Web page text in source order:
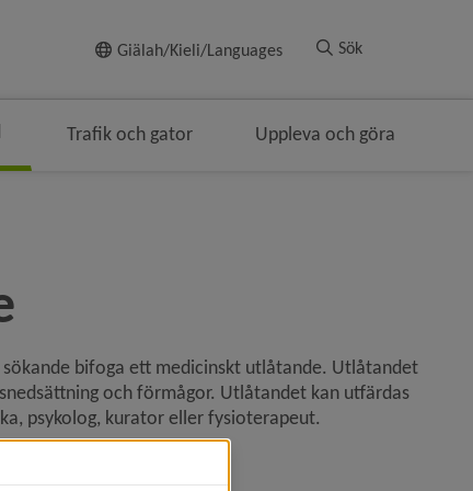
Giälah/Kieli/Languages Sök
Trafik och gator Uppleva och göra
bifoga ett medicinskt utlåtande. Utlåtandet
och förmågor. Utlåtandet kan utfärdas
psykolog, kurator eller fysioterapeut.